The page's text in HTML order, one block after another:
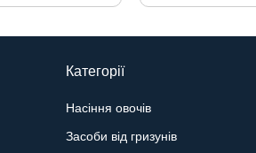
Категорії
Насіння овочів
Засоби від гризунів